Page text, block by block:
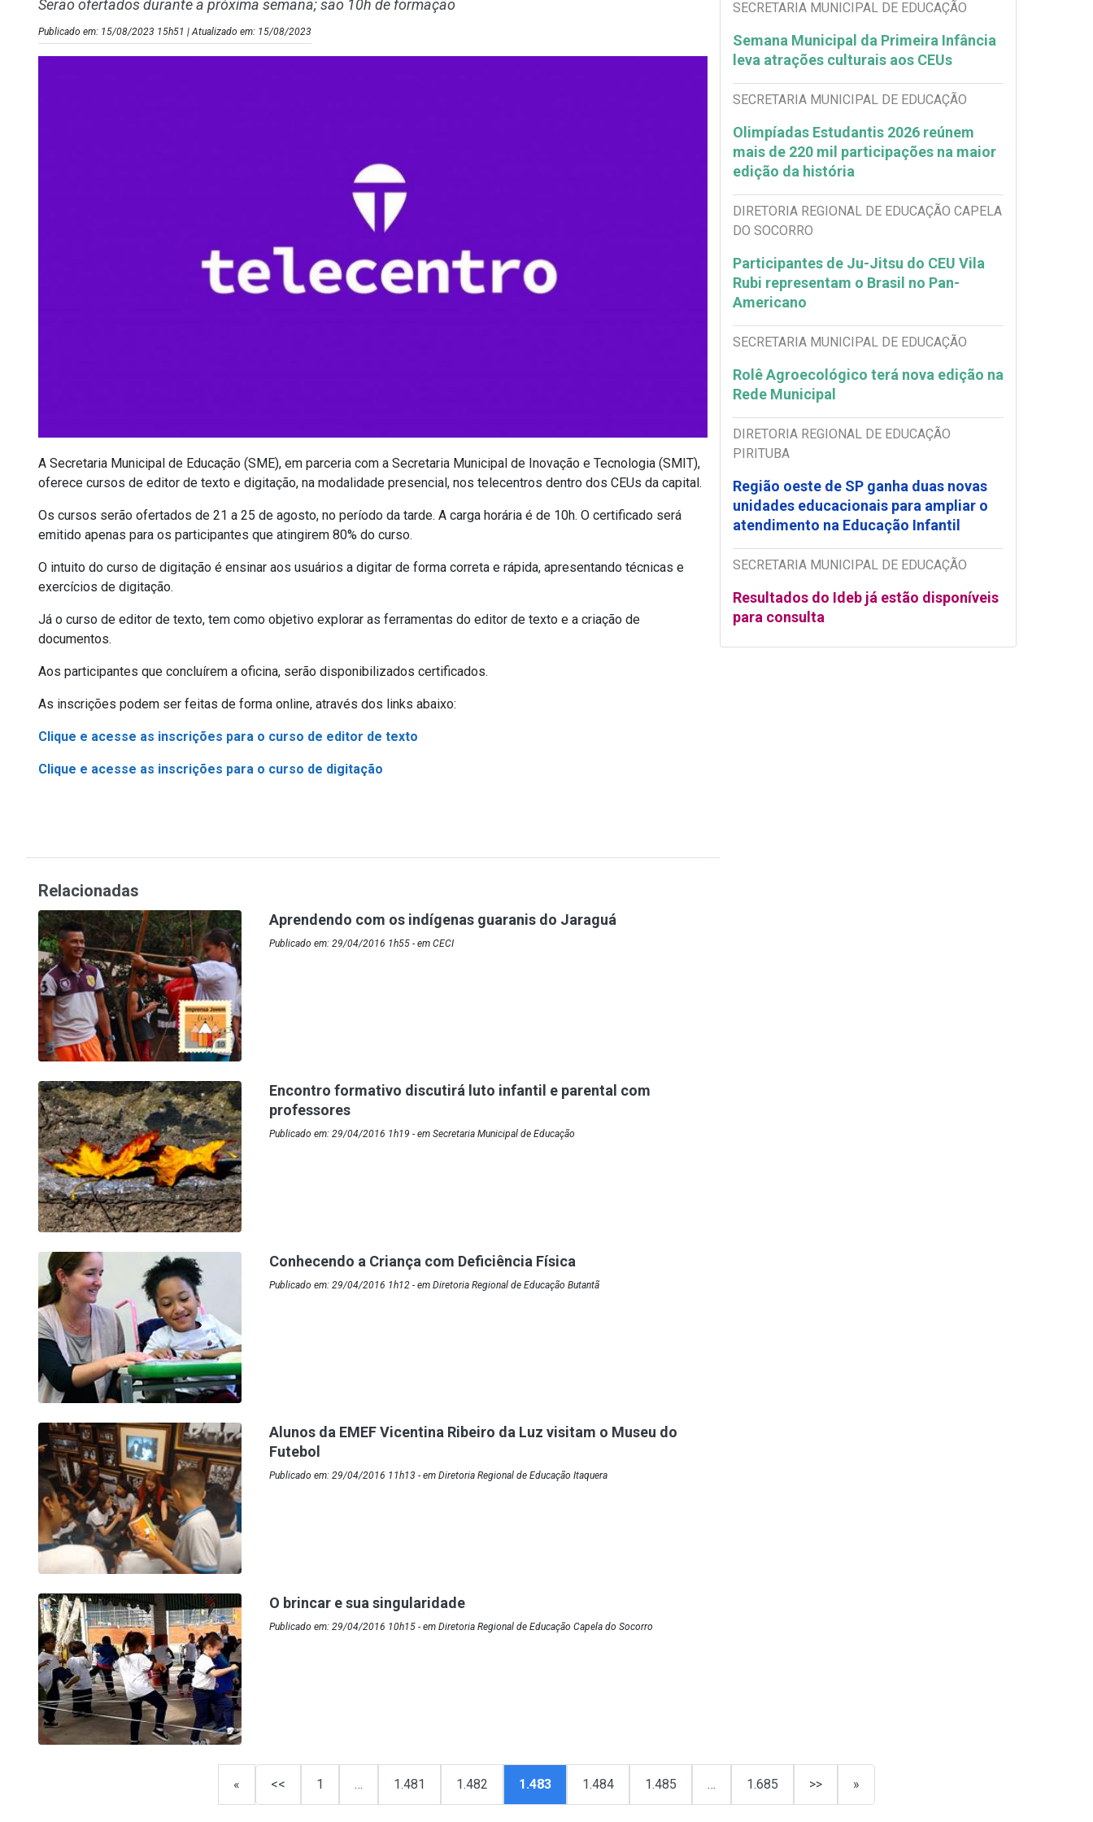
Serão ofertados durante a próxima semana; são 10h de formação
Publicado em: 15/08/2023 15h51 | Atualizado em: 15/08/2023
A Secretaria Municipal de Educação (SME), em parceria com a Secretaria Municipal de Inovação e Tecnologia (SMIT),
oferece cursos de editor de texto e digitação, na modalidade presencial, nos telecentros dentro dos CEUs da capital.
Os cursos serão ofertados de 21 a 25 de agosto, no período da tarde. A carga horária é de 10h. O certificado será
emitido apenas para os participantes que atingirem 80% do curso.
O intuito do curso de digitação é ensinar aos usuários a digitar de forma correta e rápida, apresentando técnicas e
exercícios de digitação.
Já o curso de editor de texto, tem como objetivo explorar as ferramentas do editor de texto e a criação de
documentos.
Aos participantes que concluírem a oficina, serão disponibilizados certificados.
As inscrições podem ser feitas de forma online, através dos links abaixo:
Clique e acesse as inscrições para o curso de editor de texto
Clique e acesse as inscrições para o curso de digitação
SECRETARIA MUNICIPAL DE EDUCAÇÃO
Semana Municipal da Primeira Infância
leva atrações culturais aos CEUs
SECRETARIA MUNICIPAL DE EDUCAÇÃO
Olimpíadas Estudantis 2026 reúnem
mais de 220 mil participações na maior
edição da história
DIRETORIA REGIONAL DE EDUCAÇÃO CAPELA
DO SOCORRO
Participantes de Ju-Jitsu do CEU Vila
Rubi representam o Brasil no Pan-
Americano
SECRETARIA MUNICIPAL DE EDUCAÇÃO
Rolê Agroecológico terá nova edição na
Rede Municipal
DIRETORIA REGIONAL DE EDUCAÇÃO
PIRITUBA
Região oeste de SP ganha duas novas
unidades educacionais para ampliar o
atendimento na Educação Infantil
SECRETARIA MUNICIPAL DE EDUCAÇÃO
Resultados do Ideb já estão disponíveis
para consulta
Relacionadas
Aprendendo com os indígenas guaranis do Jaraguá
Publicado em: 29/04/2016 1h55 - em CECI
Encontro formativo discutirá luto infantil e parental com
professores
Publicado em: 29/04/2016 1h19 - em Secretaria Municipal de Educação
Conhecendo a Criança com Deficiência Física
Publicado em: 29/04/2016 1h12 - em Diretoria Regional de Educação Butantã
Alunos da EMEF Vicentina Ribeiro da Luz visitam o Museu do
Futebol
Publicado em: 29/04/2016 11h13 - em Diretoria Regional de Educação Itaquera
O brincar e sua singularidade
Publicado em: 29/04/2016 10h15 - em Diretoria Regional de Educação Capela do Socorro
« << 1 … 1.481 1.482 1.483 1.484 1.485 … 1.685 >> »